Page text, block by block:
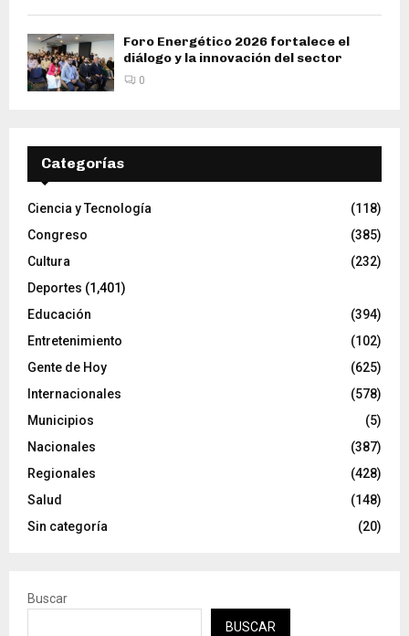
Foro Energético 2026 fortalece el
diálogo y la innovación del sector
0
Categorías
Ciencia y Tecnología
(118)
Congreso
(385)
Cultura
(232)
Deportes (1,401)
Educación
(394)
Entretenimiento
(102)
Gente de Hoy
(625)
Internacionales
(578)
Municipios
(5)
Nacionales
(387)
Regionales
(428)
Salud
(148)
Sin categoría
(20)
Buscar
BUSCAR